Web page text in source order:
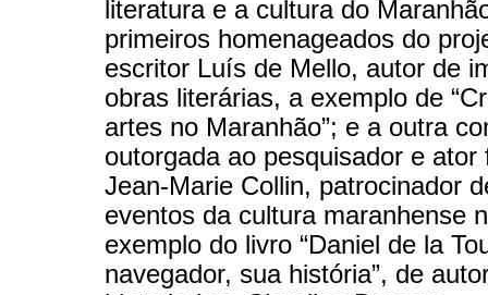
literatura e a cultura do
primeiros homenageados do
escritor Luís de Mello, autor de
obras literárias, a exemplo de
artes no Maranhão”; e a outra
outorgada ao pesquisador e ator
Jean-Marie Collin, patrocinador
eventos da cultura maranhense
exemplo do livro “Daniel de la
navegador, sua história”, de